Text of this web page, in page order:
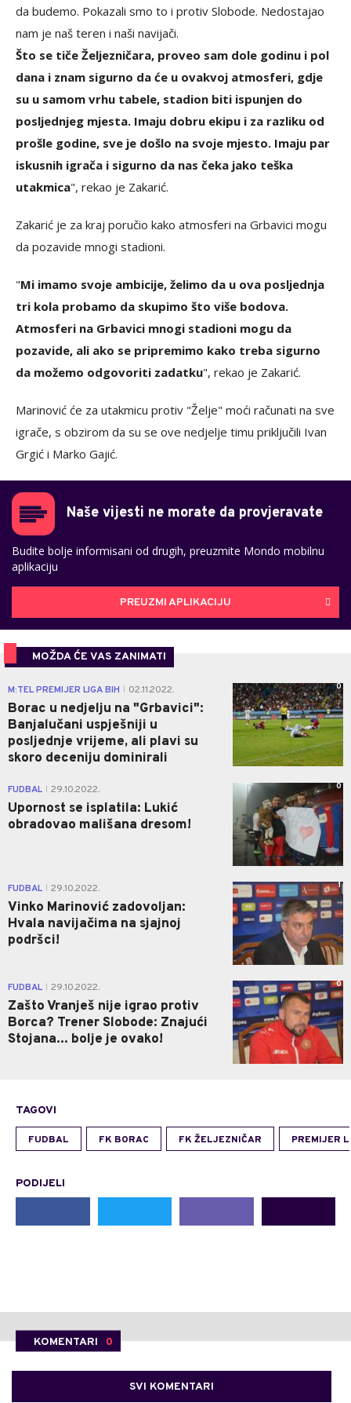
da budemo. Pokazali smo to i protiv Slobode. Nedostajao
nam je naš teren i naši navijači.
Što se tiče Željezničara, proveo sam dole godinu i pol
dana i znam sigurno da će u ovakvoj atmosferi, gdje
su u samom vrhu tabele, stadion biti ispunjen do
posljednjeg mjesta. Imaju dobru ekipu i za razliku od
prošle godine, sve je došlo na svoje mjesto. Imaju par
iskusnih igrača i sigurno da nas čeka jako teška
utakmica", rekao je Zakarić.
Zakarić je za kraj poručio kako atmosferi na Grbavici mogu
da pozavide mnogi stadioni.
"Mi imamo svoje ambicije, želimo da u ova posljednja
tri kola probamo da skupimo što više bodova.
Atmosferi na Grbavici mnogi stadioni mogu da
pozavide, ali ako se pripremimo kako treba sigurno
da možemo odgovoriti zadatku", rekao je Zakarić.
Marinović će za utakmicu protiv "Želje" moći računati na sve
igrače, s obzirom da su se ove nedjelje timu priključili Ivan
Grgić i Marko Gajić.
Naše vijesti ne morate da provjeravate
Budite bolje informisani od drugih, preuzmite Mondo mobilnu
aplikaciju
PREUZMI APLIKACIJU
MOŽDA ĆE VAS ZANIMATI
M:TEL PREMIJER LIGA BIH 02.11.2022.
Borac u nedjelju na "Grbavici":
Banjalučani uspješniji u
posljednje vrijeme, ali plavi su
skoro deceniju dominirali
0
FUDBAL 29.10.2022.
Upornost se isplatila: Lukić
obradovao mališana dresom!
0
FUDBAL 29.10.2022.
Vinko Marinović zadovoljan:
Hvala navijačima na sjajnoj
podršci!
1
FUDBAL 29.10.2022.
Zašto Vranješ nije igrao protiv
Borca? Trener Slobode: Znajući
Stojana... bolje je ovako!
0
TAGOVI
FUDBAL FK BORAC FK ŽELJEZNIČAR PREMIJER
PODIJELI
KOMENTARI 0
SVI KOMENTARI